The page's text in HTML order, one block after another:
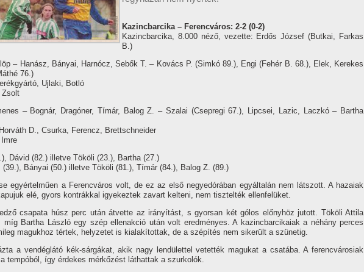
Kazincbarcika – Ferencváros: 2-2 (0-2)
Kazincbarcika, 8.000 néző, vezette: Erdős József (Butkai, Farkas
B.)
– Hanász, Bányai, Harnócz, Sebők T. – Kovács P. (Simkó 89.), Engi (Fehér B. 68.), Elek, Kerekes
76.)
Ujlaki, Botló
Zsolt
– Bognár, Dragóner, Tí­már, Balog Z. – Szalai (Csepregi 67.), Lipcsei, Lazic, Laczkó – Bartha
D., Csurka, Ferencz, Brettschneider
Dávid (82.) illetve Tököli (23.), Bartha (27.)
(39.), Bányai (50.) illetve Tököli (81.), Tí­már (84.), Balog Z. (89.)
egyértelműen a Ferencváros volt, de ez az első negyedórában egyáltalán nem látszott. A hazaiak
elé, gyors kontrákkal igyekeztek zavart kelteni, nem tisztelték ellenfelüket.
csapata húsz perc után átvette az irányí­tást, s gyorsan két gólos előnyhöz jutott. Tököli Attila
mí­g Bartha László egy szép ellenakció után volt eredményes. A kazincbarcikaiak a néhány perces
magukhoz tértek, helyzetet is kialakí­tottak, de a szépí­tés nem sikerült a szünetig.
a vendéglátó kék-sárgákat, akik nagy lendülettel vetették magukat a csatába. A ferencvárosiak
tempóból, í­gy érdekes mérkőzést láthattak a szurkolók.